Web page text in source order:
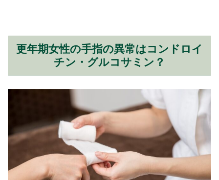
更年期女性の手指の異常はコンドロイ
チン・グルコサミン？